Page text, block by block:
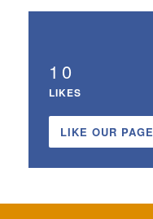
10
LIKES
LIKE OUR PAGE